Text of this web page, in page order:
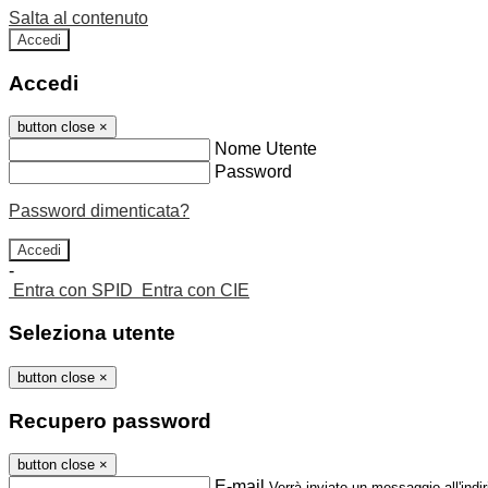
Salta al contenuto
Accedi
Accedi
button close ×
Nome Utente
Password
Password dimenticata?
-
Entra con SPID
Entra con CIE
Seleziona utente
button close ×
Recupero password
button close ×